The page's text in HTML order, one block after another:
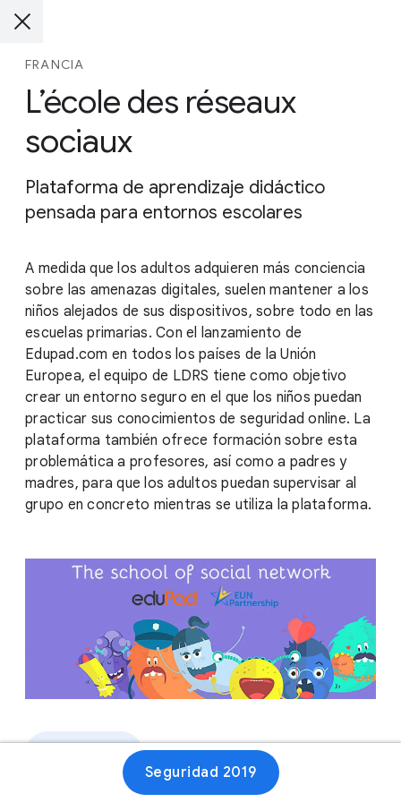
FRANCIA
L’école des réseaux
sociaux
Plataforma de aprendizaje didáctico
pensada para entornos escolares
A medida que los adultos adquieren más conciencia
sobre las amenazas digitales, suelen mantener a los
niños alejados de sus dispositivos, sobre todo en las
escuelas primarias. Con el lanzamiento de
Edupad.com en todos los países de la Unión
Europea, el equipo de LDRS tiene como objetivo
crear un entorno seguro en el que los niños puedan
practicar sus conocimientos de seguridad online. La
plataforma también ofrece formación sobre esta
problemática a profesores, así como a padres y
madres, para que los adultos puedan supervisar al
grupo en concreto mientras se utiliza la plataforma.
Seguridad 2019